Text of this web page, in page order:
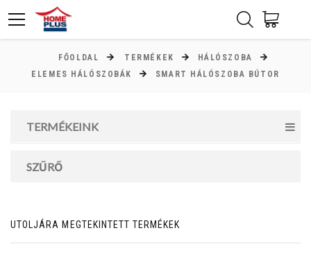
FŐOLDAL TERMÉKEK
HÁLÓSZOBA
ELEMES HÁLÓSZOBÁK
SMART HÁLÓSZOBA BÚTOR
TERMÉKEINK
SZŰRŐ
UTOLJÁRA MEGTEKINTETT TERMÉKEK